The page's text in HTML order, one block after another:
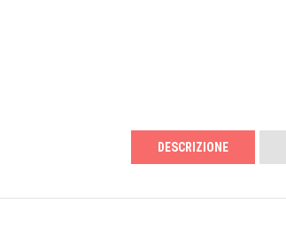
DESCRIZIONE